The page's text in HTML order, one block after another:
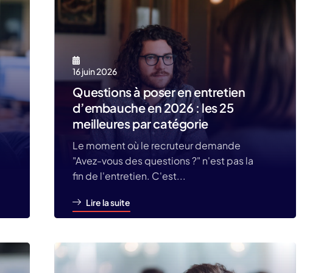
16 juin 2026
Questions à poser en entretien
d’embauche en 2026 : les 25
meilleures par catégorie
Le moment où le recruteur demande
"Avez-vous des questions ?" n'est pas la
fin de l'entretien. C'est...
Lire la suite